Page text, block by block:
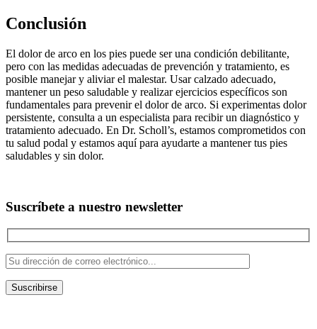
Conclusión
El dolor de arco en los pies puede ser una condición debilitante,
pero con las medidas adecuadas de prevención y tratamiento, es
posible manejar y aliviar el malestar. Usar calzado adecuado,
mantener un peso saludable y realizar ejercicios específicos son
fundamentales para prevenir el dolor de arco. Si experimentas dolor
persistente, consulta a un especialista para recibir un diagnóstico y
tratamiento adecuado. En Dr. Scholl’s, estamos comprometidos con
tu salud podal y estamos aquí para ayudarte a mantener tus pies
saludables y sin dolor.
Suscríbete a nuestro newsletter
Suscribirse